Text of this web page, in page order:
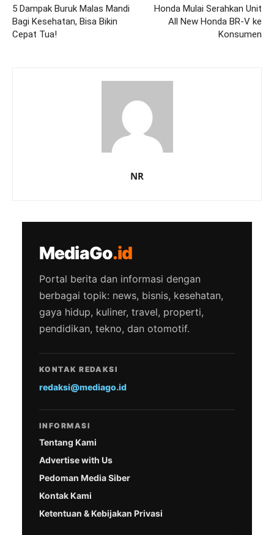
5 Dampak Buruk Malas Mandi
Bagi Kesehatan, Bisa Bikin
Cepat Tua!
Honda Mulai Serahkan Unit
All New Honda BR-V ke
Konsumen
NR
MediaGo.id
Portal berita dan informasi dengan
berbagai topik: news, bisnis, kesehatan,
gaya hidup, kuliner, travel, properti,
pendidikan, tekno, dan otomotif.
KONTAK REDAKSI
redaksi@mediago.id
INFORMASI
Tentang Kami
Advertise with Us
Pedoman Media Siber
Kontak Kami
Ketentuan & Kebijakan Privasi